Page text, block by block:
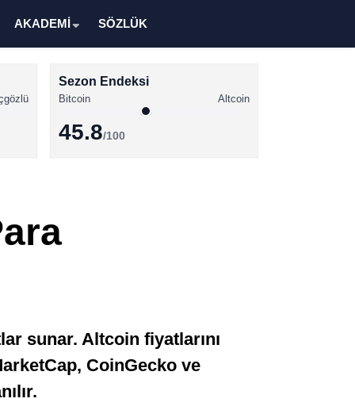
AKADEMİ SÖZLÜK
Sezon Endeksi
Bitcoin Altcoin
45.8/100
sunar. Altcoin fiyatlarını
CoinGecko ve